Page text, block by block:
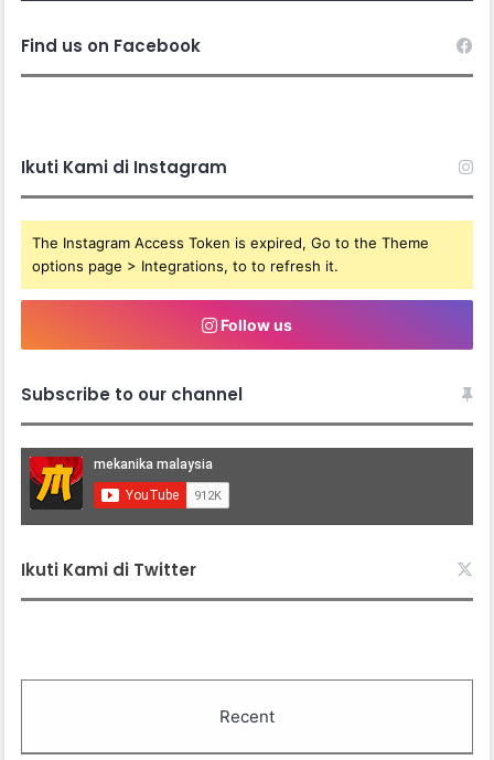
Find us on Facebook
Ikuti Kami di Instagram
The Instagram Access Token is expired, Go to the Theme
options page > Integrations, to to refresh it.
Follow us
Subscribe to our channel
Ikuti Kami di Twitter
Recent